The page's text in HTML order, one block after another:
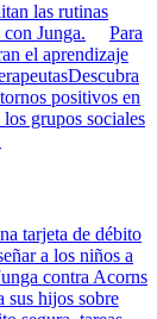
las rutinas
Junga.
Para
el aprendizaje
Descubra
positivos en
grupos sociales
tarjeta de débito
a los niños a
contra Acorns
sus hijos sobre